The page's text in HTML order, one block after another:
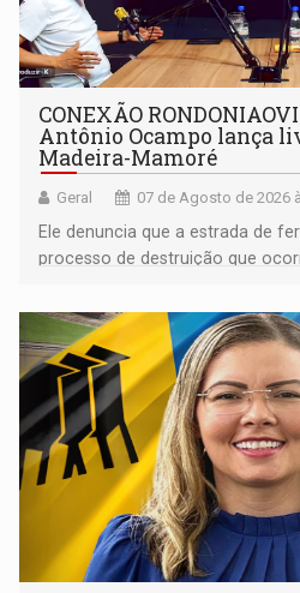
CONEXÃO
Antônio Ocampo lança
Madeira-Mamoré
Geral 07 de Agosto de 2026
Ele denuncia que a estrada de
processo de destruição que